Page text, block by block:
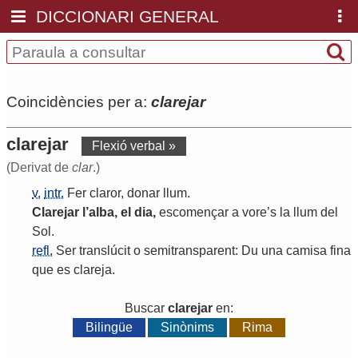
DICCIONARI GENERAL
Coincidències per a: clarejar
clarejar
Flexió verbal »
(Derivat de clar.)
v. intr. Fer claror, donar llum.
Clarejar ’alba, el dia, escomençar a vore’s la llum del
Sol .
refl. Ser translúcit o semitransparent: Du una camisa fina
que es clareja.
Buscar clarejar en:
Bilingüe
Sinònims Rima